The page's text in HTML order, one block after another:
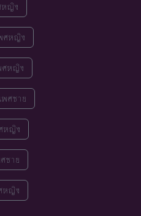
หญิง
ศหญิง
ศหญิง
พศชาย
หญิง
ชาย
หญิง